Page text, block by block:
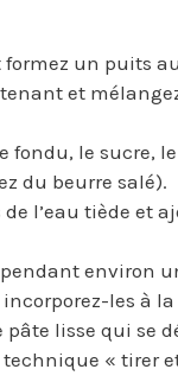
un puits
et
fondu, le sucre,
du beurre salé).
l’eau tiède et
environ
les à
lisse qui se
« tirer